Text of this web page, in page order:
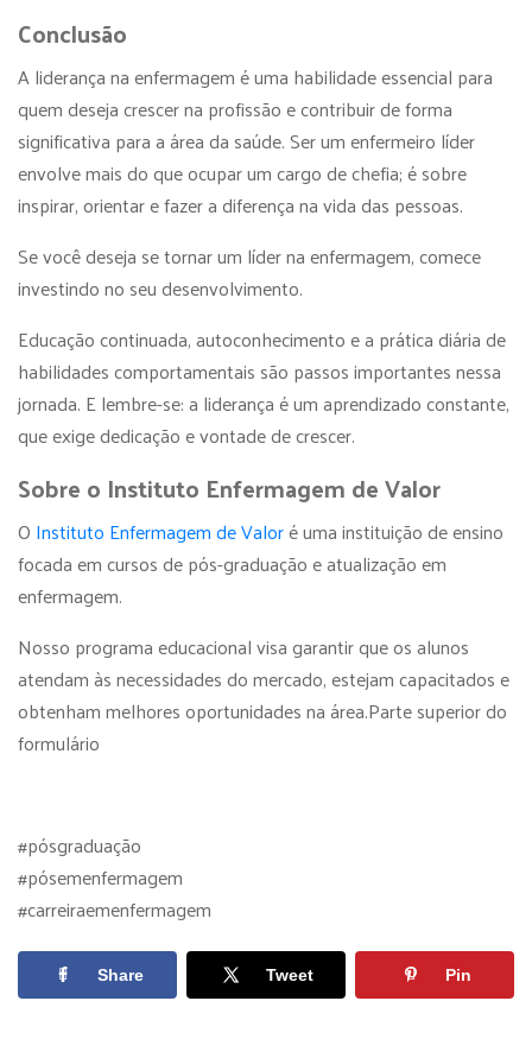
Conclusão
A liderança na enfermagem é uma habilidade essencial para
quem deseja crescer na profissão e contribuir de forma
significativa para a área da saúde. Ser um enfermeiro líder
envolve mais do que ocupar um cargo de chefia; é sobre
inspirar, orientar e fazer a diferença na vida das pessoas.
Se você deseja se tornar um líder na enfermagem, comece
investindo no seu desenvolvimento.
Educação continuada, autoconhecimento e a prática diária de
habilidades comportamentais são passos importantes nessa
jornada. E lembre-se: a liderança é um aprendizado constante,
que exige dedicação e vontade de crescer.
Sobre o Instituto Enfermagem de Valor
O Instituto Enfermagem de Valoré uma instituição de ensino
focada em cursos de pós-graduação e atualização em
enfermagem.
Nosso programa educacional visa garantir que os alunos
atendam às necessidades do mercado, estejam capacitados e
obtenham melhores oportunidades na área.Parte superior do
formulário
#pósgraduação
#pósemenfermagem
#carreiraemenfermagem
Share Tweet Pin